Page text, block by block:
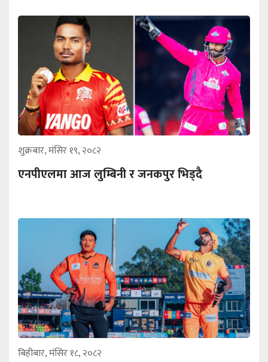
शुक्रबार, मंसिर १९, २०८२
एनपीएलमा आज लुम्बिनी र जनकपुर भिड्दै
बिहीबार, मंसिर १८, २०८२